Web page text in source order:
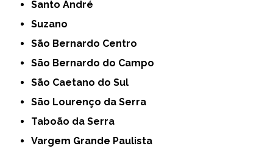
Santo André
Suzano
São Bernardo Centro
São Bernardo do Campo
São Caetano do Sul
São Lourenço da Serra
Taboão da Serra
Vargem Grande Paulista